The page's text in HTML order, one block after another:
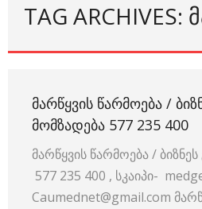
TAG ARCHIVES:
ᲛᲐᲠᲬᲧᲕᲘᲡ ᲬᲐᲠᲛᲝᲔᲑᲐ /
ᲛᲝᲛᲖᲐᲓᲔᲑᲐ 577 235 400
მარწყვის წარმოება /
577 235 400 , სკაიპი-
Caumednet@gmail.com